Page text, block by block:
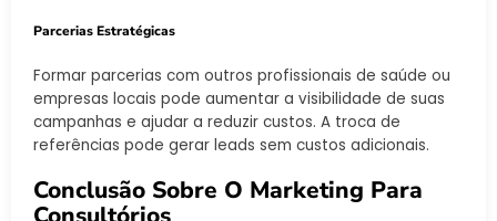
Parcerias Estratégicas
Formar parcerias com outros profissionais de saúde ou
empresas locais pode aumentar a visibilidade de suas
campanhas e ajudar a reduzir custos. A troca de
referências pode gerar leads sem custos adicionais.
Conclusão Sobre O Marketing Para